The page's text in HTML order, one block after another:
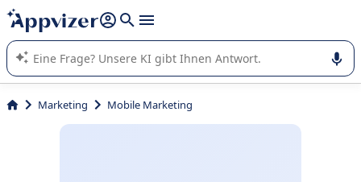
beantworten (mehrere Zeilen mit
Die KI von Appvizer führt Sie bei der Nutzung oder Auswahl
von SaaS-Software in Unternehmen.
Marketing Mobile Marketing